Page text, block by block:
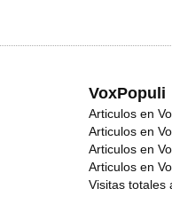
VoxPopuli
Articulos en
Articulos en
Articulos en
Articulos en
Visitas totales